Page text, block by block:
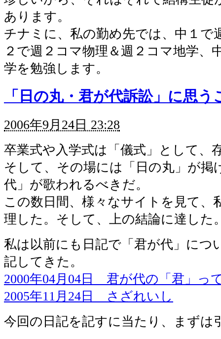
あります。
チナミに、私の勤め先では、中１で
２で週２コマ物理＆週２コマ地学、
学を勉強します。
「日の丸・君が代訴訟」に思う
2006年9月24日 23:28
卒業式や入学式は「儀式」として、
そして、その場には「日の丸」が掲
代」が歌われるべきだ。
この数日間、様々なサイトを見て、
理した。そして、上の結論に達した
私は以前にも日記で「君が代」につ
記してきた。
2000年04月04日 君が代の「君」っ
2005年11月24日 さざれいし
今回の日記を記すに当たり、まずは